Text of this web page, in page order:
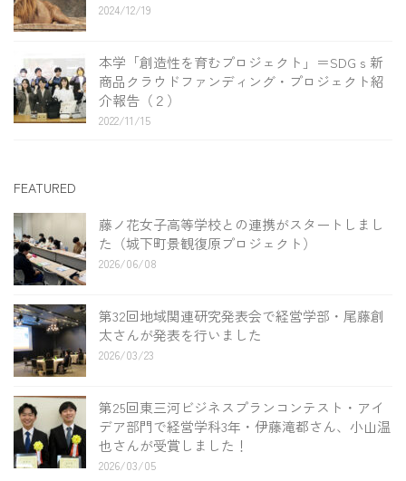
2024/12/19
本学「創造性を育むプロジェクト」＝SDGｓ新
商品クラウドファンディング・プロジェクト紹
介報告（２）
2022/11/15
FEATURED
藤ノ花女子高等学校との連携がスタートしまし
た（城下町景観復原プロジェクト）
2026/06/08
第32回地域関連研究発表会で経営学部・尾藤創
太さんが発表を行いました
2026/03/23
第25回東三河ビジネスプランコンテスト・アイ
デア部門で経営学科3年・伊藤滝都さん、小山温
也さんが受賞しました！
2026/03/05